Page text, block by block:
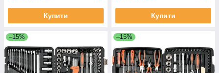
Купити Купити
–15% –15%